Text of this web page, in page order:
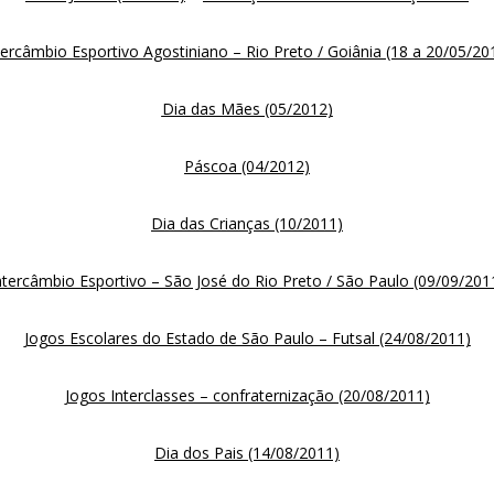
Esportivo Agostiniano – Rio Preto / Goiânia (18 a 20/05/
Dia das Mães (05/2012)
Páscoa (04/2012)
Dia das Crianças (10/2011)
Esportivo – São José do Rio Preto / São Paulo (09/09/
Jogos Escolares do Estado de São Paulo – Futsal (24/08/2011)
Jogos Interclasses – confraternização (20/08/2011)
Dia dos Pais (14/08/2011)